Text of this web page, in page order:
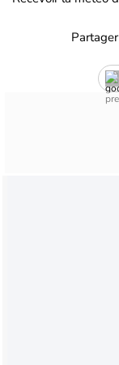
Partager